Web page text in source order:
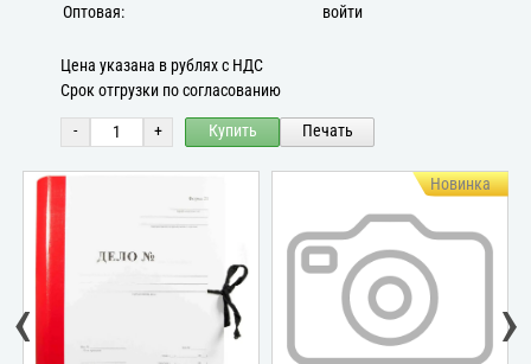
Оптовая:
войти
Цена указана в рублях с НДС
Срок отгрузки по согласованию
- + Купить Печать
‹ ›